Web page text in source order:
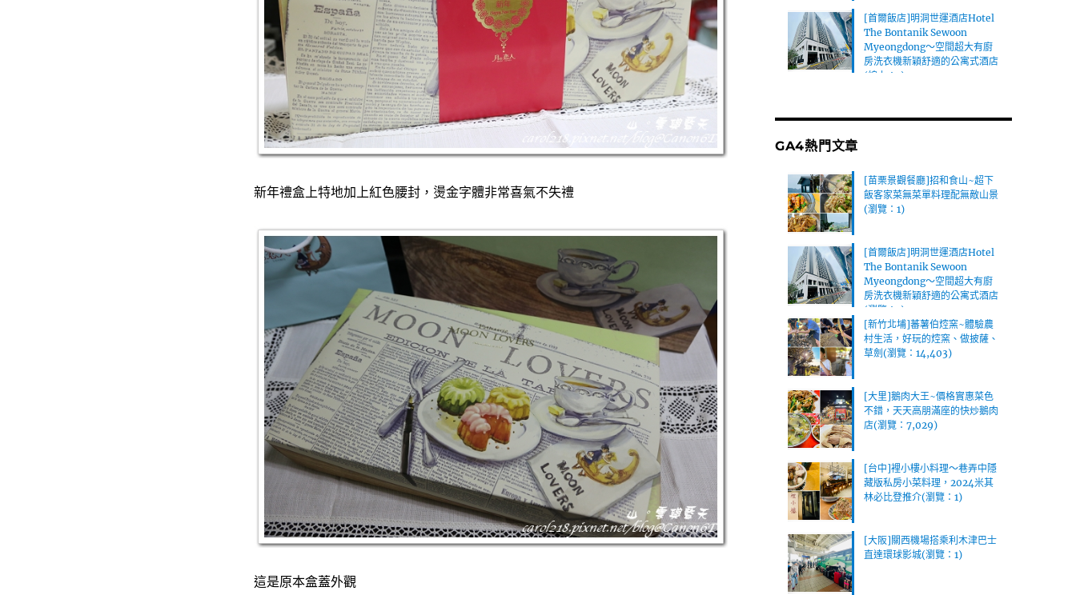
新年禮盒上特地加上紅色腰封，燙金字體非常喜氣不失禮
這是原本盒蓋外觀
[首爾飯店]明洞世運酒店Hotel
The Bontanik Sewoon
Myeongdong～空間超大有廚
房洗衣機新穎舒適的公寓式酒店
(線上：1)
GA4熱門文章
[苗栗景觀餐廳]招和食山~超下
飯客家菜無菜單料理配無敵山景
(瀏覽：1)
[首爾飯店]明洞世運酒店Hotel
The Bontanik Sewoon
Myeongdong～空間超大有廚
房洗衣機新穎舒適的公寓式酒店
(瀏覽：1)
[新竹北埔]蕃薯伯焢窯~體驗農
村生活，好玩的焢窯、做披薩、
草劍(瀏覽：14,403)
[大里]鵝肉大王~價格實惠菜色
不錯，天天高朋滿座的快炒鵝肉
店(瀏覽：7,029)
[台中]裡小樓小料理～巷弄中隱
藏版私房小菜料理，2024米其
林必比登推介(瀏覽：1)
[大阪]關西機場搭乘利木津巴士
直達環球影城(瀏覽：1)